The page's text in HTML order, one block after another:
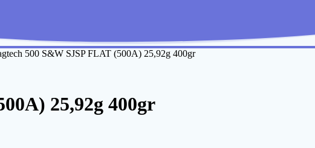
500 S&W SJSP FLAT (500A) 25,92g 400gr
25,92g 400gr